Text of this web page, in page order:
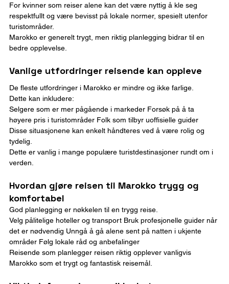
For kvinner som reiser alene kan det være nyttig å kle seg
respektfullt og være bevisst på lokale normer, spesielt utenfor
turistområder.
Marokko er generelt trygt, men riktig planlegging bidrar til en
bedre opplevelse.
Vanlige utfordringer reisende kan oppleve
De fleste utfordringer i Marokko er mindre og ikke farlige.
Dette kan inkludere:
Selgere som er mer pågående i markeder Forsøk på å ta
høyere pris i turistområder Folk som tilbyr uoffisielle guider
Disse situasjonene kan enkelt håndteres ved å være rolig og
tydelig.
Dette er vanlig i mange populære turistdestinasjoner rundt om i
verden.
Hvordan gjøre reisen til Marokko trygg og
komfortabel
God planlegging er nøkkelen til en trygg reise.
Velg pålitelige hoteller og transport Bruk profesjonelle guider når
det er nødvendig Unngå å gå alene sent på natten i ukjente
områder Følg lokale råd og anbefalinger
Reisende som planlegger reisen riktig opplever vanligvis
Marokko som et trygt og fantastisk reisemål.